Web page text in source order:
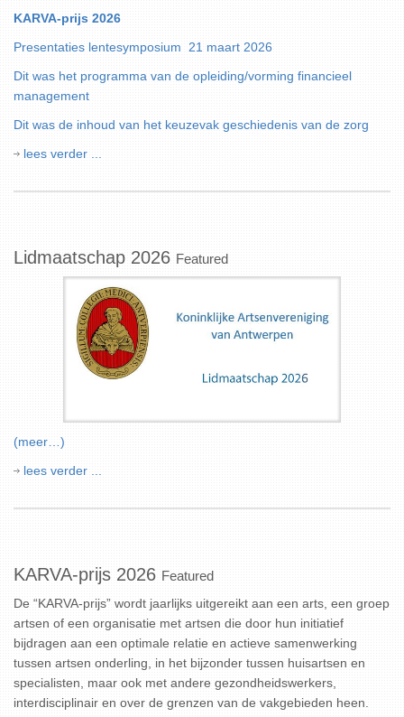
KARVA-prijs 2026
Presentaties lentesymposium 21 maart 2026
Dit was het programma van de opleiding/vorming financieel
management
Dit was de inhoud van het keuzevak geschiedenis van de zorg
lees verder ...
Lidmaatschap 2026 Featured
(meer…)
lees verder ...
KARVA-prijs 2026 Featured
De “KARVA-prijs” wordt jaarlijks uitgereikt aan een arts, een groep
artsen of een organisatie met artsen die door hun initiatief
bijdragen aan een optimale relatie en actieve samenwerking
tussen artsen onderling, in het bijzonder tussen huisartsen en
specialisten, maar ook met andere gezondheidswerkers,
interdisciplinair en over de grenzen van de vakgebieden heen.